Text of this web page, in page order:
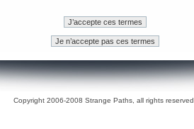
Copyright 2006-2008 Strange Paths, all rights reserved.